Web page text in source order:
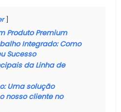
Produto Premium
Integrado: Como
Sucesso
da Linha de
Uma solução
nosso cliente no